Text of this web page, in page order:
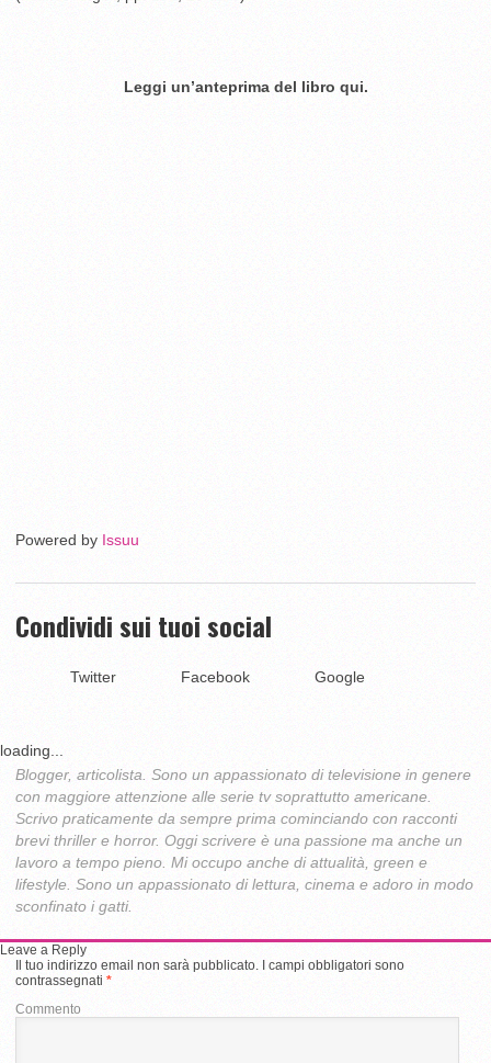
Leggi un’anteprima del libro qui.
Powered by Issuu
Condividi sui tuoi social
Twitter Facebook Google
loading...
Blogger, articolista. Sono un appassionato di televisione in genere
con maggiore attenzione alle serie tv soprattutto americane.
Scrivo praticamente da sempre prima cominciando con racconti
brevi thriller e horror. Oggi scrivere è una passione ma anche un
lavoro a tempo pieno. Mi occupo anche di attualità, green e
lifestyle. Sono un appassionato di lettura, cinema e adoro in modo
sconfinato i gatti.
Leave a Reply
Il tuo indirizzo email non sarà pubblicato. I campi obbligatori sono
contrassegnati *
Commento